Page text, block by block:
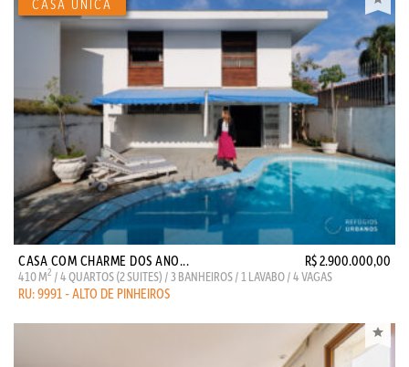
CASA COM CHARME DOS ANO... R$ 2.900.000,00
410 M2 / 4 QUARTOS (2 SUITES) / 3 BANHEIROS / 1 LAVABO / 4 VAGAS
RU: 9991 - ALTO DE PINHEIROS